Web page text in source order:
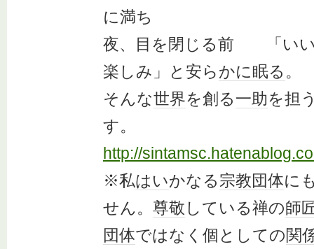
に満ち
夜、目を閉じる前 「いい
楽しみ」と安らかに眠る 。
そんな世界を創る一助を担
す。
http://
※私はいかなる宗教団体に
せん。 尊敬 している禅の師
団体ではなく個としての関